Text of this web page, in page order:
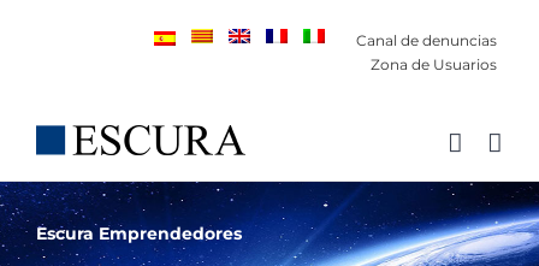
Canal de denuncias
Zona de Usuarios
Escura Emprendedores